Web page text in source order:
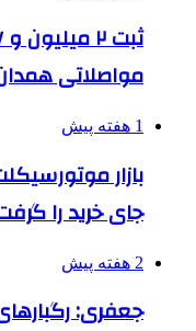
مواصلاتی همدان
1 هفته پیش
بازار
جای خرید را
2 هفته پیش
جعفری: